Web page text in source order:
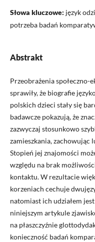
Słowa kluczowe: język
potrzeba badań
Abstrakt
Przeobrażenia społeczno-
sprawiły, że biografie
polskich dzieci stały się
badawcze pokazują, że
zazwyczaj stosunkowo
zamieszkania, zachowując
Stopień jej znajomości
względu na brak
kontaktu. W rezultacie
korzeniach cechuje
natomiast ich udziałem
niniejszym artykule
na płaszczyźnie
konieczność badań